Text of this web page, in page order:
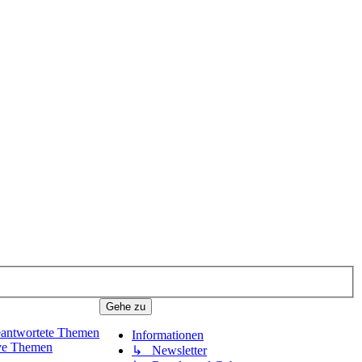
Gehe zu
Informationen
↳ Newsletter
Themen
Themen